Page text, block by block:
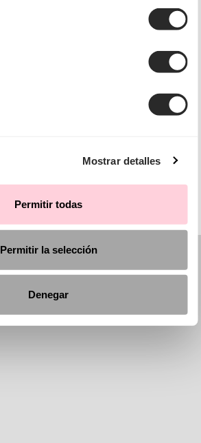
Mostrar detalles
Permitir todas
Permitir la selección
Denegar